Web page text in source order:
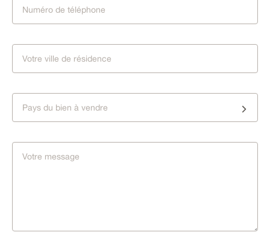
Pays du bien à vendre